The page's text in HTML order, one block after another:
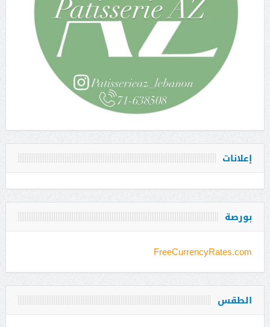
إعلانات
بورصة
FreeCurrencyRates.com
الطقس